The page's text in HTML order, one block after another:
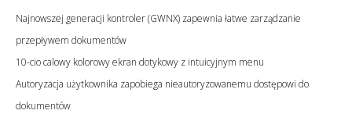
Najnowszej generacji kontroler (GWNX) zapewnia łatwe zarządzanie
przepływem dokumentów
10-cio calowy kolorowy ekran dotykowy z intuicyjnym menu
Autoryzacja użytkownika zapobiega nieautoryzowanemu dostępowi do
dokumentów